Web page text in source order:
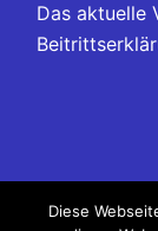
Das aktuelle
Diese